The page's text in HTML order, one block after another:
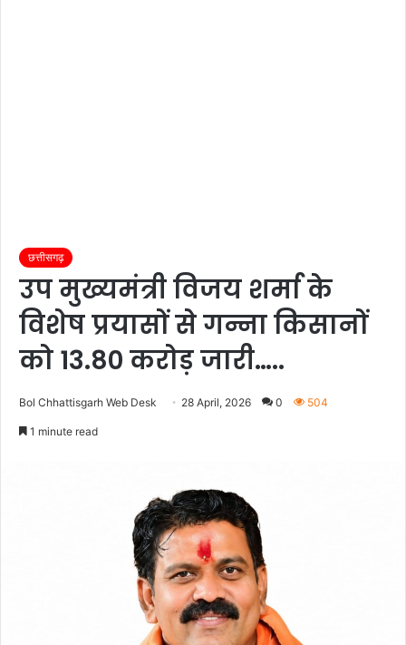
छत्तीसगढ़
उप मुख्यमंत्री विजय शर्मा के
विशेष प्रयासों से गन्ना किसानों
को 13.80 करोड़ जारी…..
Bol Chhattisgarh Web Desk 28 April, 2026 0 504
1 minute read